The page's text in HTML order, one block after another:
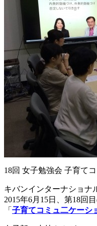
18回 女子勉強会 子育て
キバンインターナショナ
2015年6月15日、第18回
「 子育てコミュ二ケーシ